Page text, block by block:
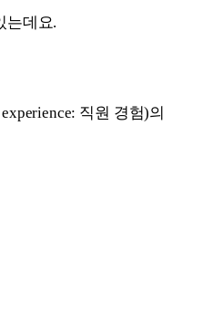
는데요.
직원 경험)의